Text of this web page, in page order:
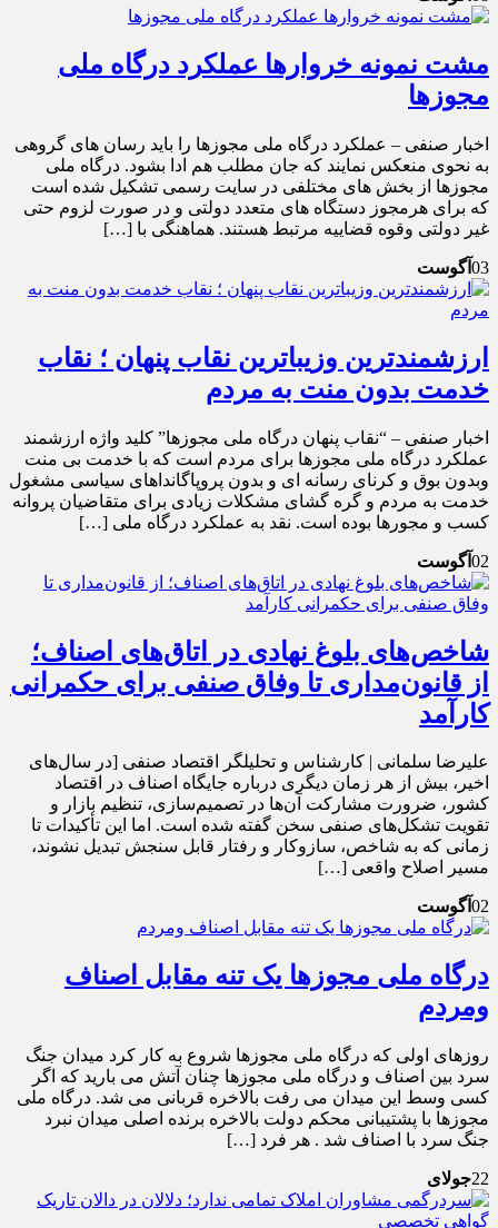
مشت نمونه خروارها عملکرد درگاه ملی
مجوزها
اخبار صنفی – عملکرد درگاه ملی مجوزها را باید رسان های گروهی
به نحوی منعکس نمایند که جان مطلب هم ادا بشود. درگاه ملی
مجوزها از بخش های مختلفی در سایت رسمی تشکیل شده است
که برای هرمجوز دستگاه های متعدد دولتی و در صورت لزوم حتی
غیر دولتی وقوه قضاییه مرتبط هستند. هماهنگی با […]
03آگوست
ارزشمندترین وزیباترین نقاب پنهان ؛ نقاب
خدمت بدون منت به مردم
اخبار صنفی – “نقاب پنهان درگاه ملی مجوزها” کلید واژه ارزشمند
عملکرد درگاه ملی مجوزها برای مردم است که با خدمت بی منت
وبدون بوق و کرنای رسانه ای و بدون پروپاگانداهای سیاسی مشغول
خدمت به مردم و گره گشای مشکلات زیادی برای متقاضیان پروانه
کسب و مجورها بوده است. نقد به عملکرد درگاه ملی […]
02آگوست
شاخص‌های بلوغ نهادی در اتاق‌های اصناف؛
از قانون‌مداری تا وفاق صنفی برای حکمرانی
کارآمد
علیرضا سلمانی | کارشناس و تحلیلگر اقتصاد صنفی [در سال‌های
اخیر، بیش از هر زمان دیگری درباره جایگاه اصناف در اقتصاد
کشور، ضرورت مشارکت آن‌ها در تصمیم‌سازی، تنظیم بازار و
تقویت تشکل‌های صنفی سخن گفته شده است. اما این تأکیدات تا
زمانی که به شاخص، سازوکار و رفتار قابل سنجش تبدیل نشوند،
مسیر اصلاح واقعی […]
02آگوست
درگاه ملی مجوزها یک تنه مقابل اصناف
ومردم
روزهای اولی که درگاه ملی مجوزها شروع به کار کرد میدان جنگ
سرد بین اصناف و درگاه ملی مجوزها چنان آتش می بارید که اگر
کسی وسط این میدان می رفت بالاخره قربانی می شد. درگاه ملی
مجوزها با پشتیبانی محکم دولت بالاخره برنده اصلی میدان نبرد
جنگ سرد با اصناف شد . هر فرد […]
22جولای